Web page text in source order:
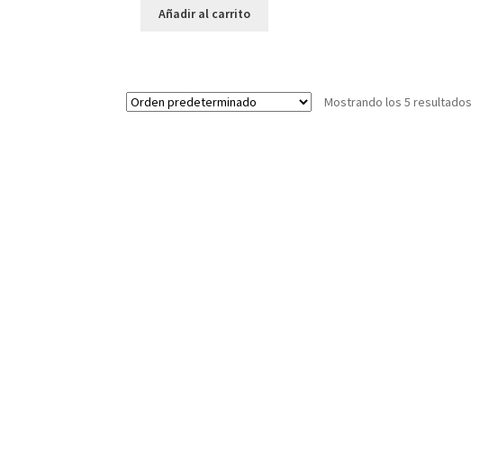
Añadir al carrito
Mostrando los 5 resultados